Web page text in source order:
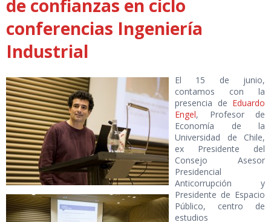
de confianzas en ciclo
conferencias Ingeniería
Industrial
El 15 de junio,
contamos con la
presencia de Eduardo
Engel, Profesor de
Economía de la
Universidad de Chile,
ex Presidente del
Consejo Asesor
Presidencial
Anticorrupción y
Presidente de Espacio
Público, centro de
estudios